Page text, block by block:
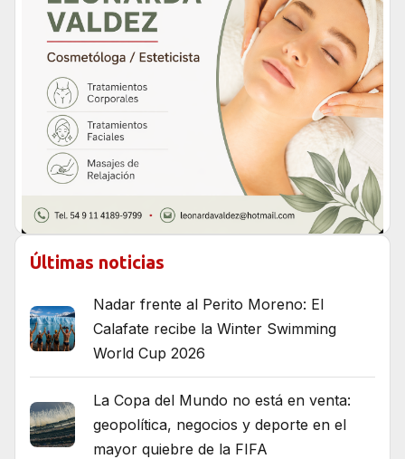
Últimas noticias
Nadar frente al Perito Moreno: El
Calafate recibe la Winter Swimming
World Cup 2026
La Copa del Mundo no está en venta:
geopolítica, negocios y deporte en el
mayor quiebre de la FIFA